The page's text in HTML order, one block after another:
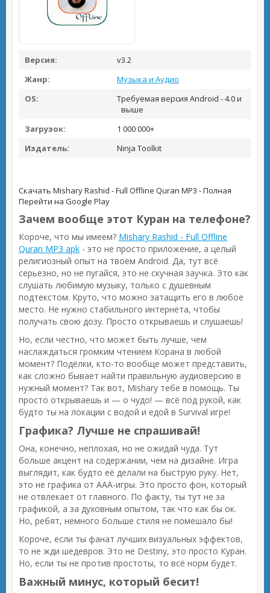
Версия:
v3.2
Жанр:
Музыка и Аудио
OS:
Требуемая версия Android - 4.0 и
выше
Загрузок:
1 000 000+
Издатель:
Ninja Toolkit
Скачать Mishary Rashid - Full Offline Quran MP3 - Полная
Перейти на Google Play
Зачем вообще этот Куран на телефоне?
Короче, что мы имеем? Mishary Rashid - Full Offline
Quran MP3 apk - это не просто приложение, а целый
религиозный опыт на твоём Android. Да, тут всё
серьезно, но не пугайся, это не скучная заучка. Это как
слушать любимую музыку, только с душевным
подтекстом. Круто, что можно затащить его в любое
место. Не нужно стабильного интернета, чтобы
получать свою дозу. Просто открываешь и слушаешь!
Но, если честно, что может быть лучше, чем
наслаждаться громким чтением Корана в любой
момент? Подёлки, кто-то вообще может представить,
как сложно бывает найти правильную аудиоверсию в
нужный момент? Так вот, Mishary тебе в помощь. Ты
просто открываешь и — о чудо! — всё под рукой, как
будто ты на локации с водой и едой в Survival игре!
Графика? Лучше не спрашивай!
Она, конечно, неплохая, но не ожидай чуда. Тут
больше акцент на содержании, чем на дизайне. Игра
выглядит, как будто её делали на быструю руку. Нет,
это не графика от AAA-игры. Это просто фон, который
не отвлекает от главного. По факту, ты тут не за
графикой, а за духовным опытом, так что как бы ок.
Но, ребят, немного больше стиля не помешало бы!
Короче, если ты фанат лучших визуальных эффектов,
то не жди шедевров. Это не Destiny, это просто Куран.
Но, если ты не против простоты, то всё норм будет.
Важный минус, который бесит!